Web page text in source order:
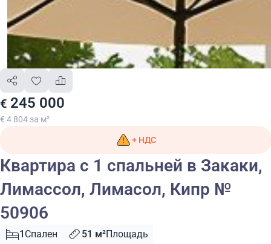
€ 245 000
€ 4 804 за м²
+ НДС
Квартира с 1 спальней в Закаки,
Лимассол, Лимасол, Кипр №
50906
1 Спален 51 м²Площадь